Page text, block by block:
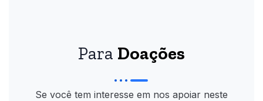
Para Doações
Se você tem interesse em nos apoiar neste